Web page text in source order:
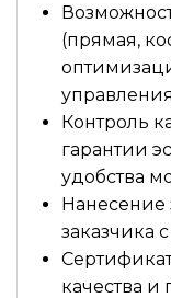
(прямая,
управления
Контроль
гарантии
удобства
Нанесение
заказчика
качества